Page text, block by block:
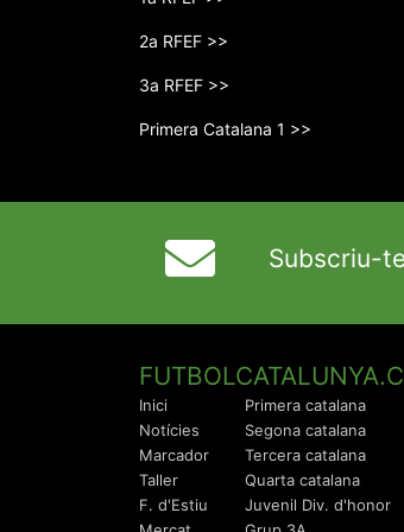
2a RFEF >>
3a RFEF >>
Primera Catalana 1 >>
Subscriu-
Inici
Notícies
Marcador
Taller
F. d'Estiu
Primera catalana
Segona catalana
Tercera catalana
Quarta catalana
Juvenil Div. d'honor